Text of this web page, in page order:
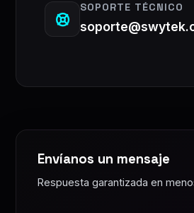
SOPORTE TÉCNICO
Envíanos un mensaje
Respuesta garantizada en